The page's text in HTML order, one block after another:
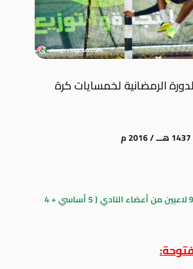
الرمضانية لخمسايات كرة
1437 هـــ / 2016 م
9
لاعبين من أعضاء النادي ( 5 أساسي + 4